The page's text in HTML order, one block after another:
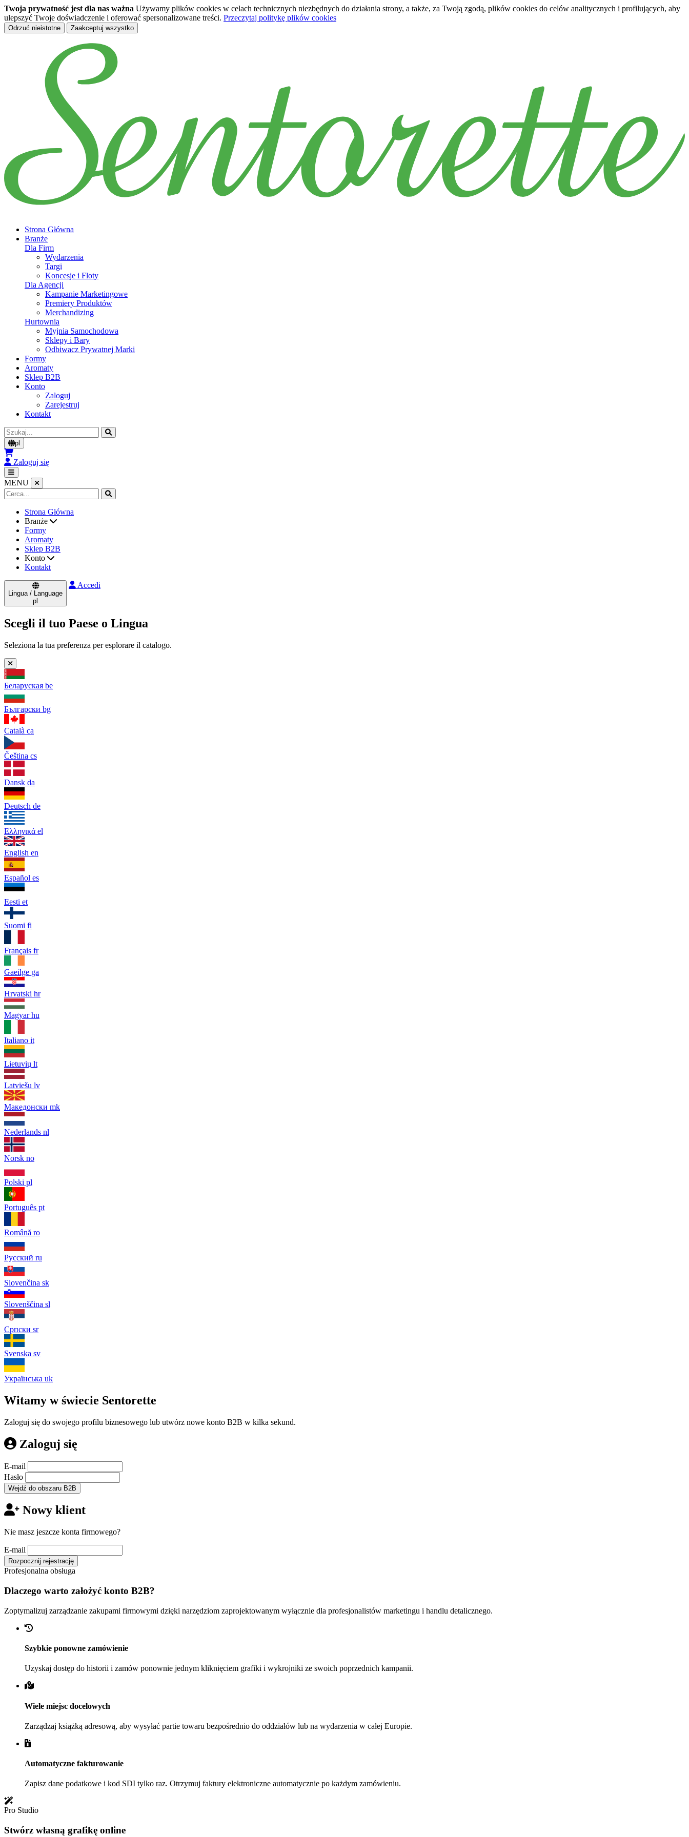
Twoja prywatność jest dla nas ważna Używamy plików cookies w celach technicznych niezbędnych do działania strony, a także, za Twoją zgodą, plików cookies do celów analitycznych i profilujących, aby
ulepszyć Twoje doświadczenie i oferować spersonalizowane treści. Przeczytaj politykę plików cookies
Odrzuć nieistotne Zaakceptuj wszystko
Strona Główna
Branże
Dla Firm
Wydarzenia
Targi
Koncesje i Floty
Dla Agencji
Kampanie Marketingowe
Premiery Produktów
Merchandizing
Hurtownia
Myjnia Samochodowa
Sklepy i Bary
Odbiwacz Prywatnej Marki
Formy
Aromaty
Sklep B2B
Konto
Zaloguj
Zarejestruj
Kontakt
Szukaj
pl
Zaloguj się
MENU
Strona Główna
Branże
Formy
Aromaty
Sklep B2B
Konto
Kontakt
Lingua / Language
pl
Accedi
Scegli il tuo Paese o Lingua
Seleziona la tua preferenza per esplorare il catalogo.
Беларуская be
Български bg
Català ca
Čeština cs
Dansk da
Deutsch de
Ελληνικά el
English en
Español es
Eesti et
Suomi fi
Français fr
Gaeilge ga
Hrvatski hr
Magyar hu
Italiano it
Lietuvių lt
Latviešu lv
Македонски mk
Nederlands nl
Norsk no
Polski pl
Português pt
Română ro
Русский ru
Slovenčina sk
Slovenščina sl
Српски sr
Svenska sv
Українська uk
Witamy w świecie Sentorette
Zaloguj się do swojego profilu biznesowego lub utwórz nowe konto B2B w kilka sekund.
Zaloguj się
E-mail
Hasło
Wejdź do obszaru B2B
Nowy klient
Nie masz jeszcze konta firmowego?
E-mail
Rozpocznij rejestrację
Profesjonalna obsługa
Dlaczego warto założyć konto B2B?
Zoptymalizuj zarządzanie zakupami firmowymi dzięki narzędziom zaprojektowanym wyłącznie dla profesjonalistów marketingu i handlu detalicznego.
Szybkie ponowne zamówienie
Uzyskaj dostęp do historii i zamów ponownie jednym kliknięciem grafiki i wykrojniki ze swoich poprzednich kampanii.
Wiele miejsc docelowych
Zarządzaj książką adresową, aby wysyłać partie towaru bezpośrednio do oddziałów lub na wydarzenia w całej Europie.
Automatyczne fakturowanie
Zapisz dane podatkowe i kod SDI tylko raz. Otrzymuj faktury elektroniczne automatycznie po każdym zamówieniu.
Pro Studio
Stwórz własną grafikę online